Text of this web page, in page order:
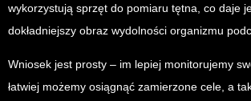
wykorzystują sprzęt do pomiaru tętna, co daje
dokładniejszy obraz wydolności organizmu
Wniosek jest prosty – im lepiej monitorujemy
łatwiej możemy osiągnąć zamierzone cele, a